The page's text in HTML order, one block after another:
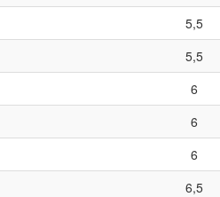
5,5
5,5
6
6
6
6,5